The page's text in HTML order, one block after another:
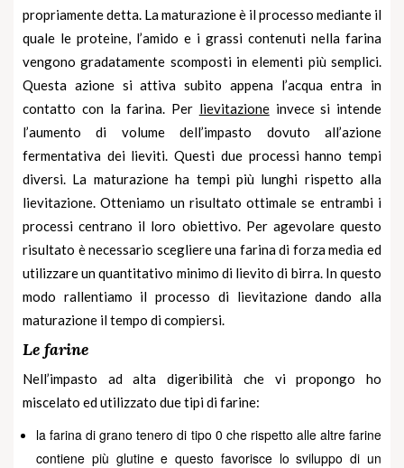
propriamente detta. La maturazione è il processo mediante il
quale le proteine, l’amido e i grassi contenuti nella farina
vengono gradatamente scomposti in elementi più semplici.
Questa azione si attiva subito appena l’acqua entra in
contatto con la farina. Per lievitazioneinvece si intende
l’aumento di volume dell’impasto dovuto all’azione
fermentativa dei lieviti. Questi due processi hanno tempi
diversi. La maturazione ha tempi più lunghi rispetto alla
lievitazione. Otteniamo un risultato ottimale se entrambi i
processi centrano il loro obiettivo. Per agevolare questo
risultato è necessario scegliere una farina di forza media ed
utilizzare un quantitativo minimo di lievito di birra. In questo
modo rallentiamo il processo di lievitazione dando alla
maturazione il tempo di compiersi.
Le farine
Nell’impasto ad alta digeribilità che vi propongo ho
miscelato ed utilizzato due tipi di farine:
la farina di grano tenero di tipo 0 che rispetto alle altre farine
contiene più glutine e questo favorisce lo sviluppo di un